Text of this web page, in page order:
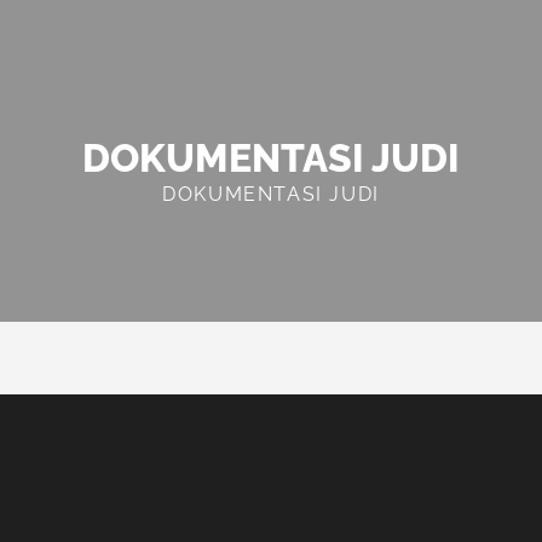
DOKUMENTASI JUDI
DOKUMENTASI JUDI